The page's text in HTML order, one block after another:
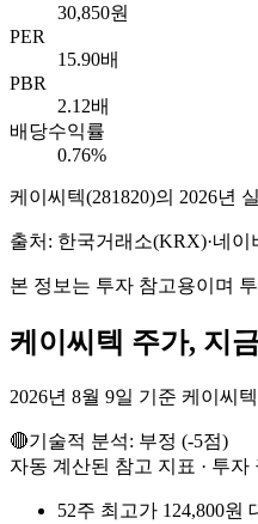
30,850원
PER
15.90배
PBR
2.12배
배당수익률
0.76%
케이씨텍(281820)의 2026년
출처: 한국거래소(KRX)·네
본 정보는 투자 참고용이며
케이씨텍 주가, 지
2026년 8월 9일 기준 케이씨
🔴기술적 분석: 부정 (-5점)
자동 계산된 참고 지표 · 투
52주 최고가 124,800원